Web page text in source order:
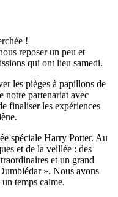
!
reposer un peu et
qui ont lieu samedi.
les pièges à papillons de
notre partenariat avec
finaliser les expériences
spéciale Harry Potter. Au
et de la veillée : des
et un grand
». Nous avons
temps calme.